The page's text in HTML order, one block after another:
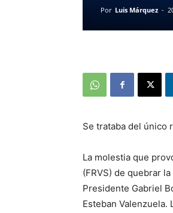
Por Luis Márquez -
Se trataba del único
La molestia que
(FRVS) de quebrar
Presidente Gabriel
Esteban